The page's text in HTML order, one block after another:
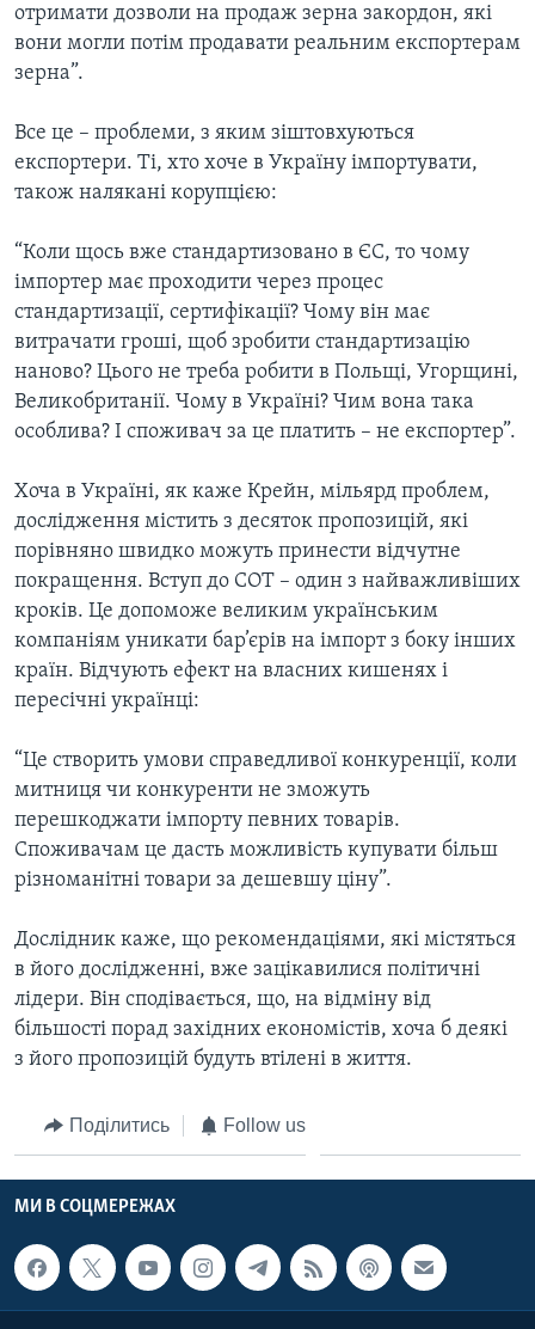
отримати дозволи на продаж зерна закордон, які
вони могли потім продавати реальним експортерам
зерна”.
Все це – проблеми, з яким зіштовхуються
експортери. Ті, хто хоче в Україну імпортувати,
також налякані корупцією:
“Коли щось вже стандартизовано в ЄС, то чому
імпортер має проходити через процес
стандартизації, сертифікації? Чому він має
витрачати гроші, щоб зробити стандартизацію
наново? Цього не треба робити в Польщі, Угорщині,
Великобританії. Чому в Україні? Чим вона така
особлива? І споживач за це платить – не експортер”.
Хоча в Україні, як каже Крейн, мільярд проблем,
дослідження містить з десяток пропозицій, які
порівняно швидко можуть принести відчутне
покращення. Вступ до СОТ – один з найважливіших
кроків. Це допоможе великим українським
компаніям уникати бар’єрів на імпорт з боку інших
країн. Відчують ефект на власних кишенях і
пересічні українці:
“Це створить умови справедливої конкуренції, коли
митниця чи конкуренти не зможуть
перешкоджати імпорту певних товарів.
Споживачам це дасть можливість купувати більш
різноманітні товари за дешевшу ціну”.
Дослідник каже, що рекомендаціями, які містяться
в його дослідженні, вже зацікавилися політичні
лідери. Він сподівається, що, на відміну від
більшості порад західних економістів, хоча б деякі
з його пропозицій будуть втілені в життя.
Поділитись Follow us
МИ В СОЦМЕРЕЖАХ